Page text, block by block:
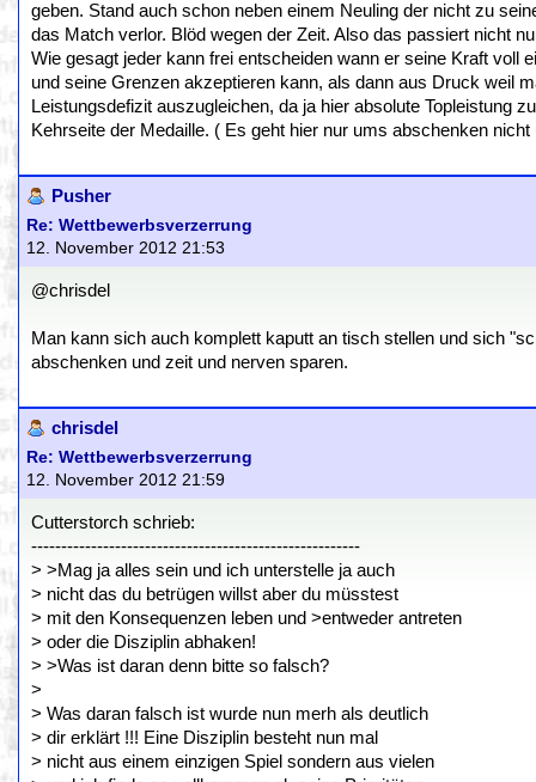
geben. Stand auch schon neben einem Neuling der nicht zu
das Match verlor. Blöd wegen der Zeit. Also das passiert nicht
Wie gesagt jeder kann frei entscheiden wann er seine Kraft voll
und seine Grenzen akzeptieren kann, als dann aus Druck weil
Leistungsdefizit auszugleichen, da ja hier absolute Topleistung
Kehrseite der Medaille. ( Es geht hier nur ums abschenken
Pusher
Re: Wettbewerbsverzerrung
12. November 2012 21:53
@chrisdel
Man kann sich auch komplett kaputt an tisch stellen und sich
abschenken und zeit und nerven sparen.
chrisdel
Re: Wettbewerbsverzerrung
12. November 2012 21:59
Cutterstorch schrieb:
-------------------------------------------------------
> >Mag ja alles sein und ich unterstelle ja auch
> nicht das du betrügen willst aber du müsstest
> mit den Konsequenzen leben und >entweder antreten
> oder die Disziplin abhaken!
> >Was ist daran denn bitte so falsch?
>
> Was daran falsch ist wurde nun merh als deutlich
> dir erklärt !!! Eine Disziplin besteht nun mal
> nicht aus einem einzigen Spiel sondern aus vielen